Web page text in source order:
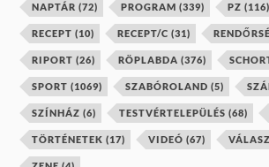
NAPTÁR (72) PROGRAM (339) PZ (116)
RECEPT (10) RECEPT/C (31)
RIPORT (26) RÖPLABDA (376)
SPORT (1069) SZABÓROLAND (5)
SZÍNHÁZ (6) TESTVÉRTELEPÜLÉS (68)
TÖRTÉNETEK (17) VIDEÓ (67)